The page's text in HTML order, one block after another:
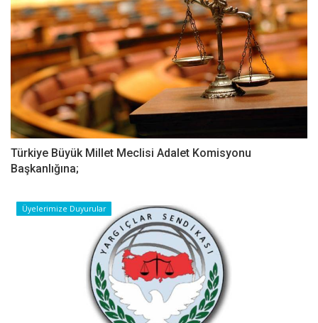
Türkiye Büyük Millet Meclisi Adalet Komisyonu
Başkanlığına;
Üyelerimize Duyurular